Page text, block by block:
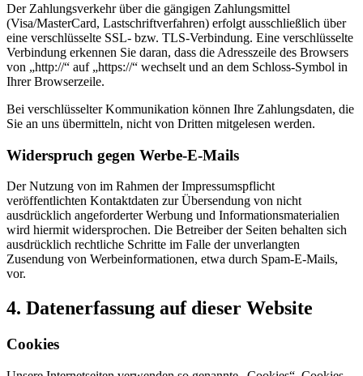
Der Zahlungsverkehr über die gängigen Zahlungsmittel
(Visa/MasterCard, Lastschriftverfahren) erfolgt ausschließlich über
eine verschlüsselte SSL- bzw. TLS-Verbindung. Eine verschlüsselte
Verbindung erkennen Sie daran, dass die Adresszeile des Browsers
von „http://“ auf „https://“ wechselt und an dem Schloss-Symbol in
Ihrer Browserzeile.
Bei verschlüsselter Kommunikation können Ihre Zahlungsdaten, die
Sie an uns übermitteln, nicht von Dritten mitgelesen werden.
Widerspruch gegen Werbe-E-Mails
Der Nutzung von im Rahmen der Impressumspflicht
veröffentlichten Kontaktdaten zur Übersendung von nicht
ausdrücklich angeforderter Werbung und Informationsmaterialien
wird hiermit widersprochen. Die Betreiber der Seiten behalten sich
ausdrücklich rechtliche Schritte im Falle der unverlangten
Zusendung von Werbeinformationen, etwa durch Spam-E-Mails,
vor.
4. Datenerfassung auf dieser Website
Cookies